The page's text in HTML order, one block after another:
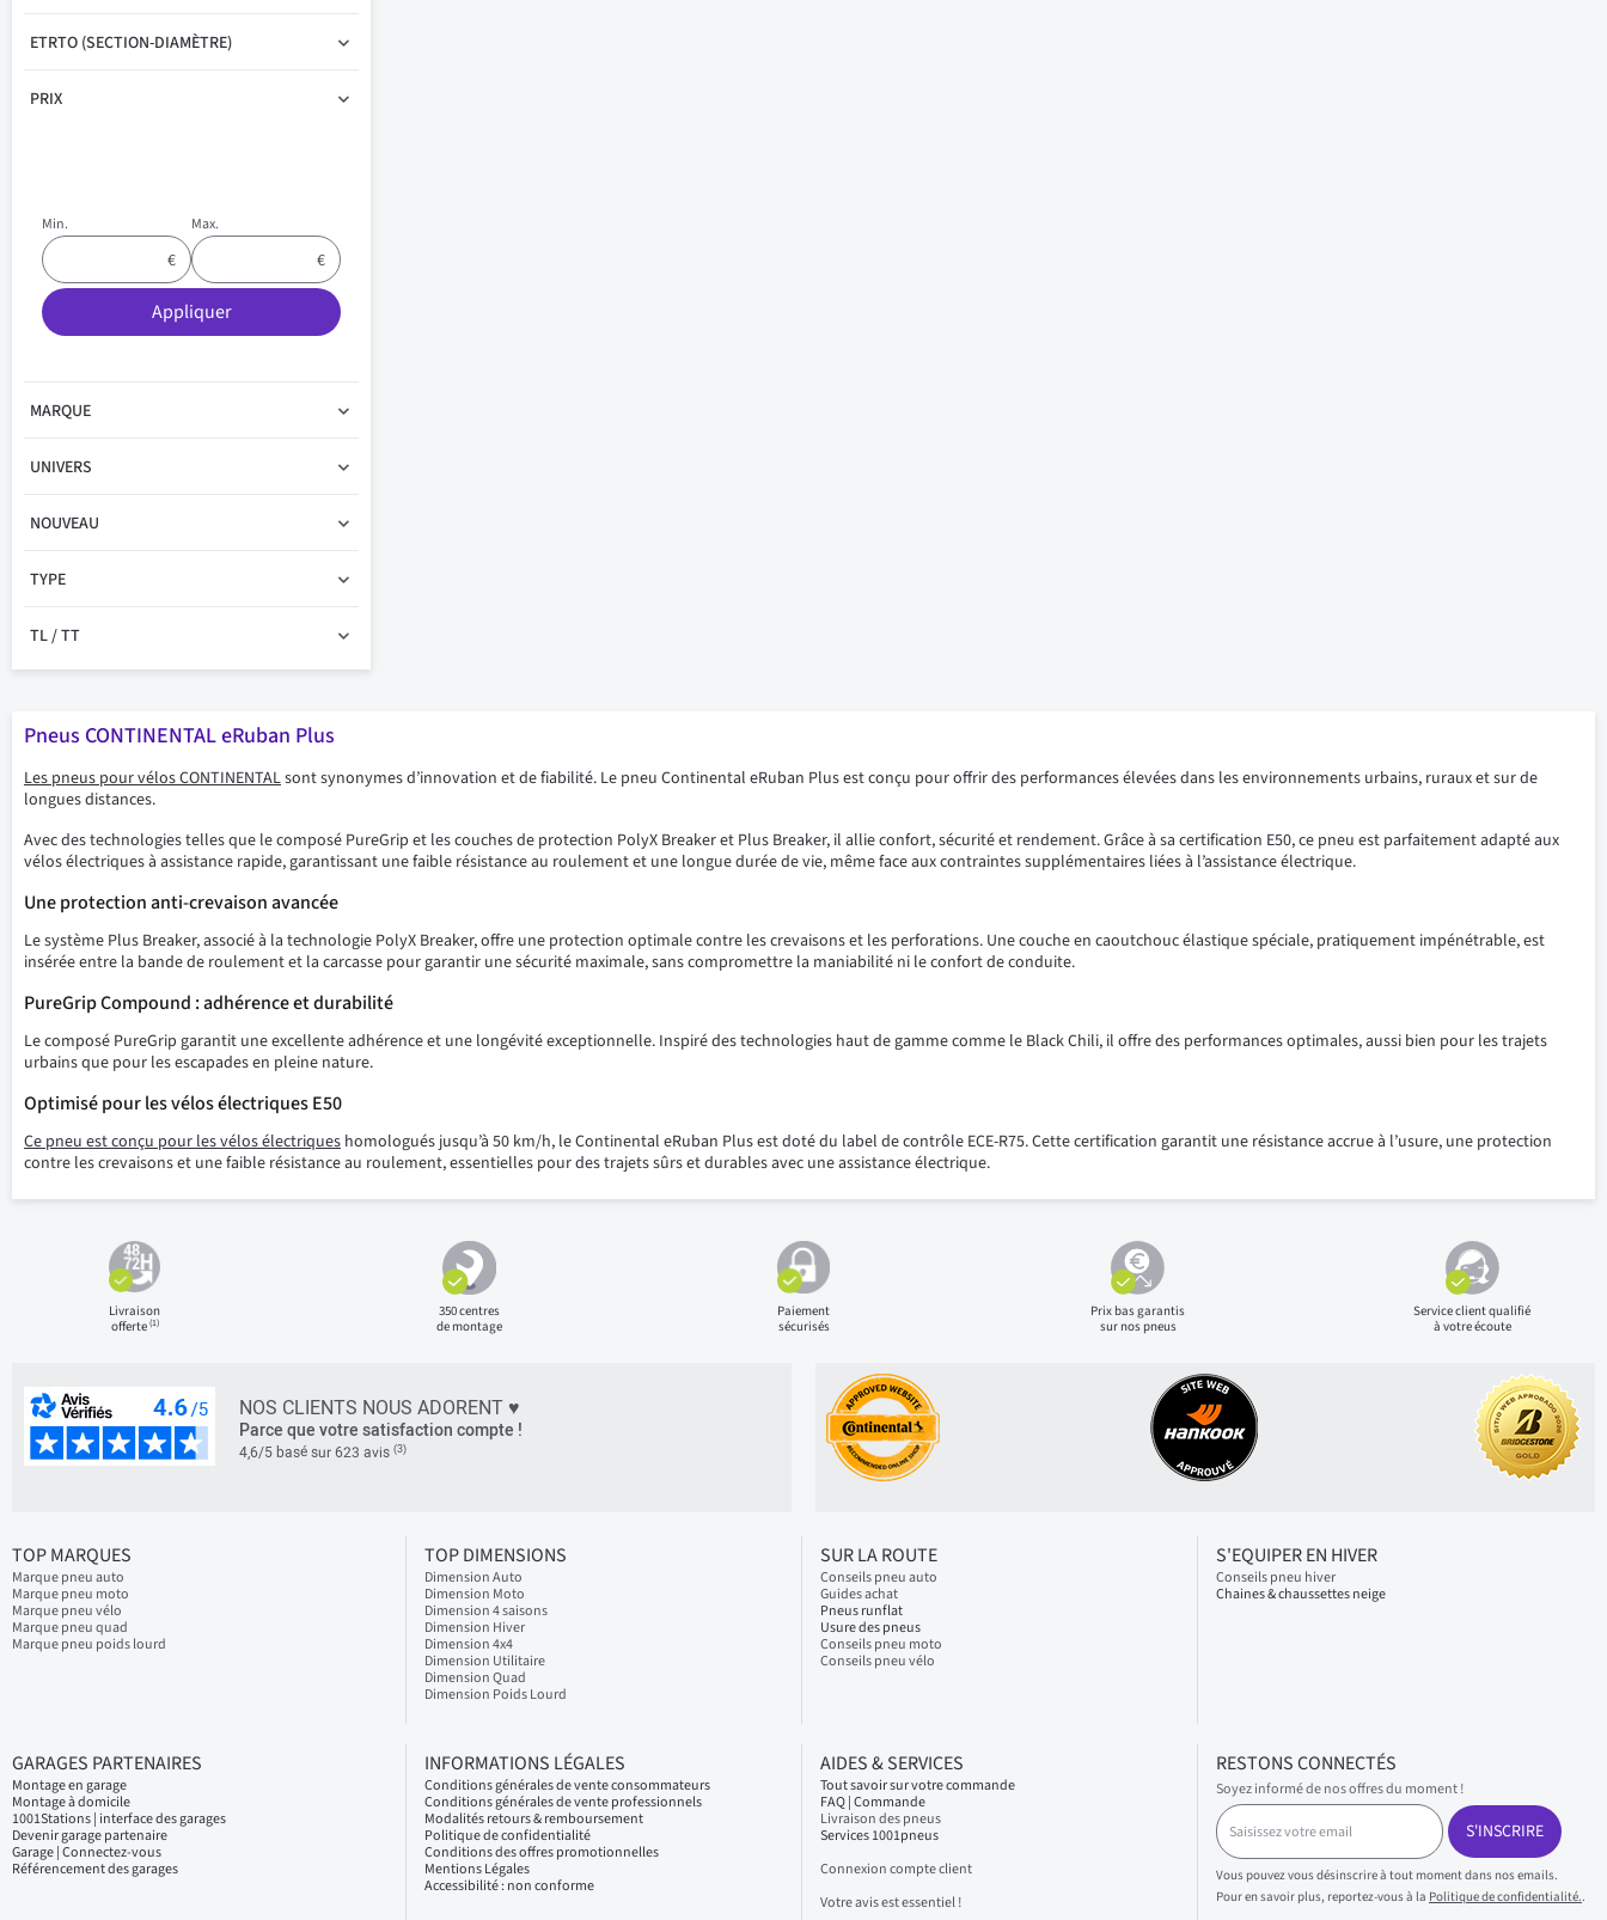
ETRTO (SECTION-DIAMÈTRE)
PRIX
Min. Max.
Appliquer
MARQUE
UNIVERS
NOUVEAU
TYPE
TL / TT
Pneus CONTINENTAL eRuban Plus
Les pneus pour vélos CONTINENTALsont synonymes d’innovation et de fiabilité. Le pneu Continental eRuban Plus est conçu pour offrir des performances élevées dans les environnements urbains, ruraux et sur de
longues distances.
Avec des technologies telles que le composé PureGrip et les couches de protection PolyX Breaker et Plus Breaker, il allie confort, sécurité et rendement. Grâce à sa certification E50, ce pneu est parfaitement adapté aux
vélos électriques à assistance rapide, garantissant une faible résistance au roulement et une longue durée de vie, même face aux contraintes supplémentaires liées à l’assistance électrique.
Une protection anti-crevaison avancée
Le système Plus Breaker, associé à la technologie PolyX Breaker, offre une protection optimale contre les crevaisons et les perforations. Une couche en caoutchouc élastique spéciale, pratiquement impénétrable, est
insérée entre la bande de roulement et la carcasse pour garantir une sécurité maximale, sans compromettre la maniabilité ni le confort de conduite.
PureGrip Compound : adhérence et durabilité
Le composé PureGrip garantit une excellente adhérence et une longévité exceptionnelle. Inspiré des technologies haut de gamme comme le Black Chili, il offre des performances optimales, aussi bien pour les trajets
urbains que pour les escapades en pleine nature.
Optimisé pour les vélos électriques E50
Ce pneu est conçu pour les vélos électriques homologués jusqu’à 50 km/h, le Continental eRuban Plus est doté du label de contrôle ECE-R75. Cette certification garantit une résistance accrue à l’usure, une protection
contre les crevaisons et une faible résistance au roulement, essentielles pour des trajets sûrs et durables avec une assistance électrique.
Livraison
offerte(1)
350 centres
de montage
Paiement
sécurisés
Prix basgarantis
sur nos pneus
Service client qualifié
à votre écoute
NOS CLIENTS NOUS ADORENT ♥
Parce que votre satisfaction compte !
4,6/5 basé sur 623 avis (3)
TOP MARQUES
Marque pneu auto
Marque pneu moto
Marque pneu vélo
Marque pneu quad
Marque pneu poids lourd
TOP DIMENSIONS
Dimension Auto
Dimension Moto
Dimension 4 saisons
Dimension Hiver
Dimension 4x4
Dimension Utilitaire
Dimension Quad
Dimension Poids Lourd
SUR LA ROUTE
Conseils pneu auto
Guides achat
Pneus runflat
Usure des pneus
Conseils pneu moto
Conseils pneu vélo
S'EQUIPER EN HIVER
Conseils pneu hiver
Chaines & chaussettes neige
GARAGES PARTENAIRES
Montage en garage
Montage à domicile
1001Stations | interface des garages
Devenir garage partenaire
Garage | Connectez-vous
Référencement des garages
INFORMATIONS LÉGALES
Conditions générales de vente consommateurs
Conditions générales de vente professionnels
Modalités retours & remboursement
Politique de confidentialité
Conditions des offres promotionnelles
Mentions Légales
Accessibilité : non conforme
AIDES & SERVICES
Tout savoir sur votre commande
FAQ | Commande
Livraison des pneus
Services 1001pneus
Connexion compte client
Votre avis est essentiel !
RESTONS CONNECTÉS
Soyez informé de nos offres du moment !
S
a
s
i
S'INSCRIRE
Vous pouvez vous désinscrire à tout moment dans nos emails.
Pour en savoir plus, reportez-vous à la Politique de confidentialité..